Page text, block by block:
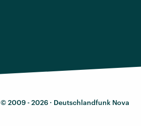
© 2009 - 2026 · Deutschlandfunk Nova